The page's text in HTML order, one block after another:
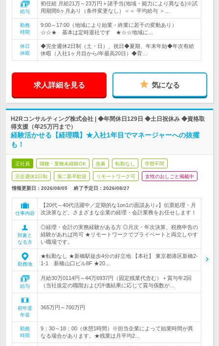
給与
初任給 月給21万～23万円＋諸手当(地域・能力により異なる)※試
用期間6ヶ月あり（条件変更なし）＜＜ 平均給与 ＞…
勤務
時間
9:00～17:00（地域により始業・終業に若干の変動あり）
☆☆★ 基本は定時退社です ★☆☆地域に…
休日
休暇
◆完全週休2日制（土・日）、祝日◆夏期、年末年始◆年次有給
休暇（入社1ヶ月目から/年最高20日）◆育…
求人詳細を見る 気になる
H2Rコンサルティング株式会社 | ◆年間休日129日 ◆土日祝休み ◆資格取
得支援（年25万円まで）
経験活かせる【経理職】★入社1年目でマネージャーへの抜擢
も！
正社員 職種・業種未経験OK 急募 転勤なし 学歴不問
完全週休2日制 第二新卒歓迎 リモートワーク可 女性のおしごと掲載中
情報更新日：2026/08/05 終了予定日： 2026/08/27
仕事内容
【20代～40代活躍中／定期的な1on1の面談あり♪】伝票処理・月
次決算など、さまざまな企業の経理・会計業務をお任せします！
対象と
なる方
◎経理・会計の実務経験がある方 ◎月次・年次決算、税務申告の
経験があれば尚可 ★リモートワークでプライベートと両立しやす
い職場です。
勤務地
★転勤なし ★新橋駅徒歩4分の好立地 【本社】 東京都港区新橋2-
1-1 新橋山口ビル8F ★20…
給与
月給30万0114円～44万6937円（固定残業代含む）＋賞与年2回
（当社規定の職階および評価結果に応じて賞与係数が…
初年度
年収
365万円～700万円
勤務
時間
9：30～18：00（休憩1時間）※担当企業によって始業時間が異
なる場合があります。★残業は月平均2…